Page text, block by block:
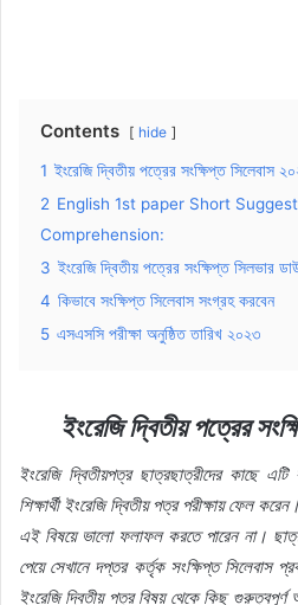
Contents hide
1 ইংরেজি দ্বিতীয় পত্রের সংক্ষিপ্ত সিলেবাস
2 English 1st paper Short
Comprehension:
3 ইংরেজি দ্বিতীয় পত্রের সংক্ষিপ্ত সিলভার
4 কিভাবে সংক্ষিপ্ত সিলেবাস সংগ্রহ করবেন
5 এসএসসি পরীক্ষা অনুষ্ঠিত তারিখ ২০২৩
ইংরেজি দ্বিতীয় পত্রের
ইংরেজি দ্বিতীয়পত্র ছাত্রছাত্রীদের কাছে
শিক্ষার্থী ইংরেজি দ্বিতীয় পত্র পরীক্ষায় ফেল
এই বিষয়ে ভালো ফলাফল করতে পারেন না।
পেয়ে সেখানে দপ্তর কর্তৃক সংক্ষিপ্ত সিলেবাস
ইংরেজি দ্বিতীয় পত্র বিষয় থেকে কিছু গুরুত্বপূর্ণ